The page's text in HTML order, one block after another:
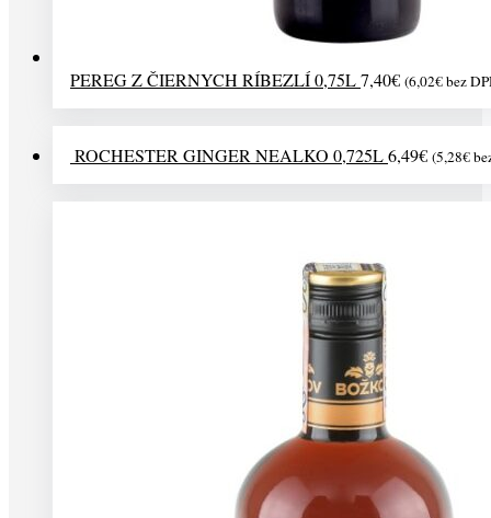
PEREG Z ČIERNYCH RÍBEZLÍ 0,75L7,40€ (6,02€bez
ROCHESTER GINGER NEALKO 0,725L6,49€ (5,28€